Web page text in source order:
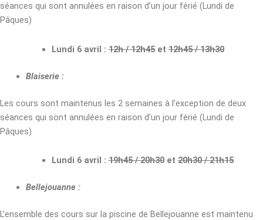
séances qui sont annulées en raison d’un jour férié (Lundi de
Pâques)
Lundi 6 avril :12h / 12h45et12h45 / 13h30
Blaiserie :
Les cours sont maintenus les 2 semaines à l’exception de deux
séances qui sont annulées en raison d’un jour férié (Lundi de
Pâques)
Lundi 6 avril :19h45 / 20h30et20h30 / 21h15
Bellejouanne :
L’ensemble des cours sur la piscine de Bellejouanne est maintenu